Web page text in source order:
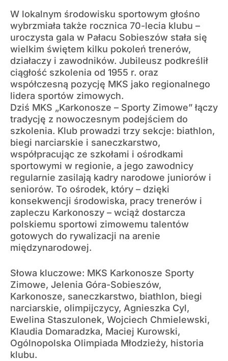
W lokalnym środowisku sportowym głośno
wybrzmiała także rocznica 70-lecia klubu –
uroczysta gala w Pałacu Sobieszów stała się
wielkim świętem kilku pokoleń trenerów,
działaczy i zawodników. Jubileusz podkreślił
ciągłość szkolenia od 1955 r. oraz
współczesną pozycję MKS jako regionalnego
lidera sportów zimowych.
Dziś MKS „Karkonosze – Sporty Zimowe” łączy
tradycję z nowoczesnym podejściem do
szkolenia. Klub prowadzi trzy sekcje: biathlon,
biegi narciarskie i saneczkarstwo,
współpracując ze szkołami i ośrodkami
sportowymi w regionie, a jego zawodnicy
regularnie zasilają kadry narodowe juniorów i
seniorów. To ośrodek, który – dzięki
konsekwencji środowiska, pracy trenerów i
zapleczu Karkonoszy – wciąż dostarcza
polskiemu sportowi zimowemu talentów
gotowych do rywalizacji na arenie
międzynarodowej.
Słowa kluczowe: MKS Karkonosze Sporty
Zimowe, Jelenia Góra-Sobieszów,
Karkonosze, saneczkarstwo, biathlon, biegi
narciarskie, olimpijczycy, Agnieszka Cyl,
Ewelina Staszulonek, Wojciech Chmielewski,
Klaudia Domaradzka, Maciej Kurowski,
Ogólnopolska Olimpiada Młodzieży, historia
klubu.